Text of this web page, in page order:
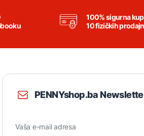
100% sigurna
10 fizičkih
PENNYshop.ba